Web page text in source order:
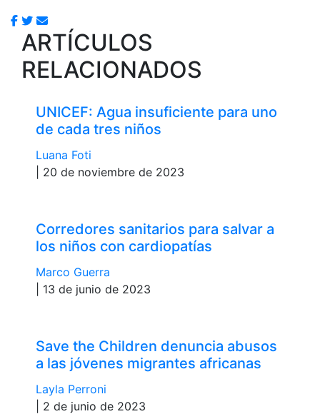
ARTÍCULOS
RELACIONADOS
UNICEF: Agua insuficiente para uno
de cada tres niños
Luana Foti
| 20 de noviembre de 2023
Corredores sanitarios para salvar a
los niños con cardiopatías
Marco Guerra
| 13 de junio de 2023
Save the Children denuncia abusos
a las jóvenes migrantes africanas
Layla Perroni
| 2 de junio de 2023